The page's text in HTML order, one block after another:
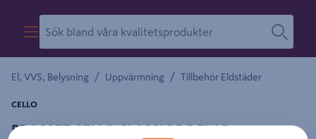
El, VVS, Belysning / Uppvärmning / Tillbehör Eldstäder
BRASSET CELLO CLASSIC 3 DELAR
CELLO